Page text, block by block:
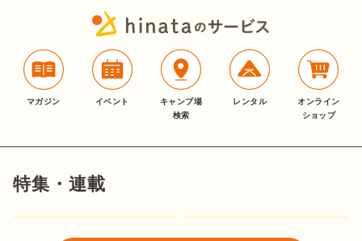
マガジン イベント
キャンプ場
検索
レンタル
オンライン
ショップ
特集・連載